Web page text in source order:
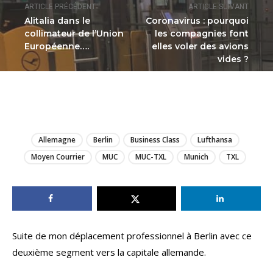
ARTICLE PRÉCÉDENT
Alitalia dans le
collimateur de l’Union
Européenne….
ARTICLE SUIVANT
Coronavirus : pourquoi
les compagnies font
elles voler des avions
vides ?
Allemagne Berlin Business Class
Lufthansa
Moyen Courrier
MUC MUC-TXL Munich TXL
Suite de mon déplacement professionnel à Berlin avec ce
deuxième segment vers la capitale allemande.